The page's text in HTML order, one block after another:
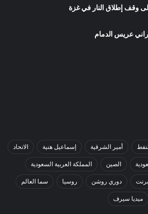
وقف إطلاق النار في غزة
عريس الدمام
أمير الشرقية إسماعيل هنية الاتحاد
الصين المملكة العربية السعودية
دوري روشن روسيا سما العالم
ميديا سيرف